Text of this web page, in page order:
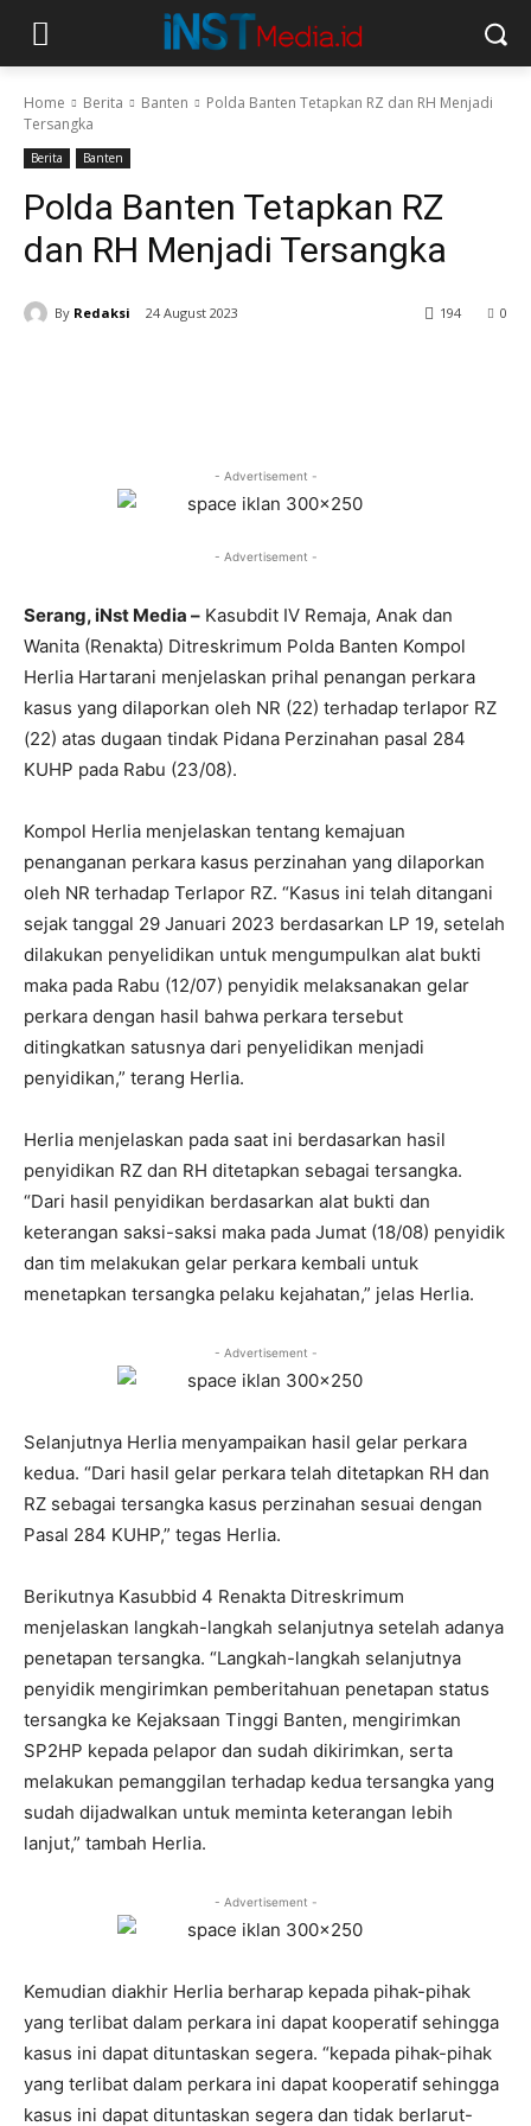
Home Berita Banten
Polda Banten Tetapkan RZ dan RH Menjadi
Tersangka
Berita Banten
Polda Banten Tetapkan RZ
dan RH Menjadi Tersangka
By Redaksi 24 August 2023 0
194
- Advertisement -
- Advertisement -
Serang, iNst Media – Kasubdit IV Remaja, Anak dan
Wanita (Renakta) Ditreskrimum Polda Banten Kompol
Herlia Hartarani menjelaskan prihal penangan perkara
kasus yang dilaporkan oleh NR (22) terhadap terlapor RZ
(22) atas dugaan tindak Pidana Perzinahan pasal 284
KUHP pada Rabu (23/08).
Kompol Herlia menjelaskan tentang kemajuan
penanganan perkara kasus perzinahan yang dilaporkan
oleh NR terhadap Terlapor RZ. “Kasus ini telah ditangani
sejak tanggal 29 Januari 2023 berdasarkan LP 19, setelah
dilakukan penyelidikan untuk mengumpulkan alat bukti
maka pada Rabu (12/07) penyidik melaksanakan gelar
perkara dengan hasil bahwa perkara tersebut
ditingkatkan satusnya dari penyelidikan menjadi
penyidikan,” terang Herlia.
Herlia menjelaskan pada saat ini berdasarkan hasil
penyidikan RZ dan RH ditetapkan sebagai tersangka.
“Dari hasil penyidikan berdasarkan alat bukti dan
keterangan saksi-saksi maka pada Jumat (18/08) penyidik
dan tim melakukan gelar perkara kembali untuk
menetapkan tersangka pelaku kejahatan,” jelas Herlia.
- Advertisement -
Selanjutnya Herlia menyampaikan hasil gelar perkara
kedua. “Dari hasil gelar perkara telah ditetapkan RH dan
RZ sebagai tersangka kasus perzinahan sesuai dengan
Pasal 284 KUHP,” tegas Herlia.
Berikutnya Kasubbid 4 Renakta Ditreskrimum
menjelaskan langkah-langkah selanjutnya setelah adanya
penetapan tersangka. “Langkah-langkah selanjutnya
penyidik mengirimkan pemberitahuan penetapan status
tersangka ke Kejaksaan Tinggi Banten, mengirimkan
SP2HP kepada pelapor dan sudah dikirimkan, serta
melakukan pemanggilan terhadap kedua tersangka yang
sudah dijadwalkan untuk meminta keterangan lebih
lanjut,” tambah Herlia.
- Advertisement -
Kemudian diakhir Herlia berharap kepada pihak-pihak
yang terlibat dalam perkara ini dapat kooperatif sehingga
kasus ini dapat dituntaskan segera. “kepada pihak-pihak
yang terlibat dalam perkara ini dapat kooperatif sehingga
kasus ini dapat dituntaskan segera dan tidak berlarut-